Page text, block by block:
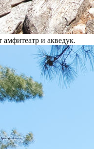
амфитеатр и акведук.